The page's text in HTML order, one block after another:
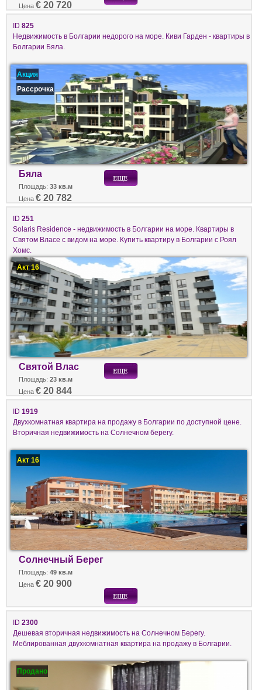
Цена € 20 720
ID 825
Недвижимость в Болгарии недорого на море. Киви Гарден - квартиры в
Болгарии Бяла.
Акция
Рассрочка
Бяла
Площадь: 33 кв.м
Цена € 20 782
ID 251
Solaris Residence - недвижимость в Болгарии на море. Квартиры в
Святом Власе с видом на море. Купить квартиру в Болгарии с Роял
Хомс.
Акт 16
Святой Влас
Площадь: 23 кв.м
Цена € 20 844
ID 1919
Двухкомнатная квартира на продажу в Болгарии по доступной цене.
Вторичная недвижимость на Солнечном берегу.
Акт 16
Солнечный Берег
Площадь: 49 кв.м
Цена € 20 900
ID 2300
Дешевая вторичная недвижимость на Солнечном Берегу.
Меблированная двухкомнатная квартира на продажу в Болгарии.
Продано